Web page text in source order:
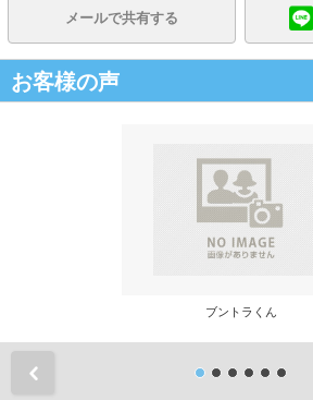
メールで共有する
お客様の声
ブントラくん